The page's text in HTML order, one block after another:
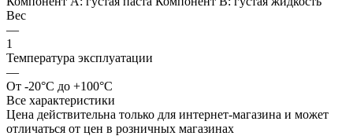
Вес
—
1
Температура эксплуатации
—
От -20°C до +100°C
Все характеристики
Цена действительна только для интернет-магазина и может
отличаться от цен в розничных магазинах